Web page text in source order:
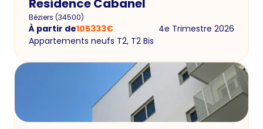
Residence Cabanel
Béziers (34500)
À partir de105333€
4e Trimestre 2026
Appartements neufs T2, T2 Bis